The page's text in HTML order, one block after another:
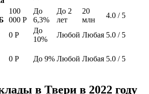
100
000 Р
До
6,3%
До 2
лет
20
млн
4.0 / 5
0 Р
До
10%
Любой Любая 5.0 / 5
0 Р До 9% Любой Любая 5.0 / 5
в Твери в 2022 году